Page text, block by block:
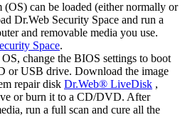
(OS) can be loaded (either normally or
Dr.Web Security Space and run a
and removable media you use.
Space.
change the BIOS settings to boot
or USB drive. Download the image
repair disk Dr.Web® LiveDisk ,
or burn it to a CD/DVD. After
run a full scan and cure all the